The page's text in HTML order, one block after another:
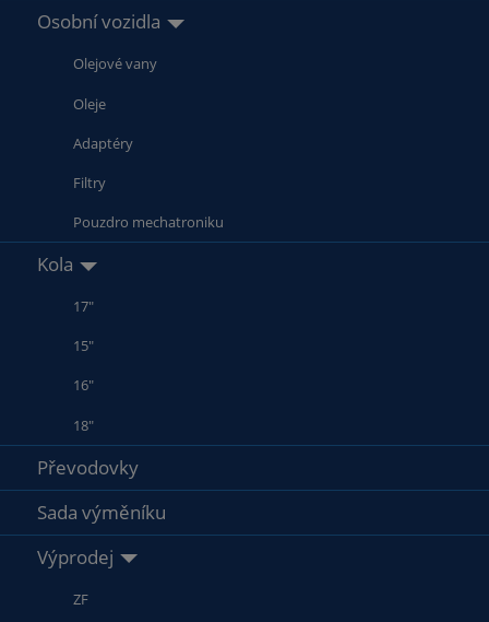
Osobní vozidla
Olejové vany
Oleje
Adaptéry
Filtry
Pouzdro mechatroniku
Kola
17"
15"
16"
18"
Převodovky
Sada výměníku
Výprodej
ZF